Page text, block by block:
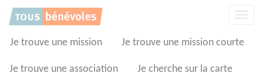
Je trouve une mission Je trouve une mission courte
Je trouve une association Je cherche sur la carte
Panneau de gestion des cookies